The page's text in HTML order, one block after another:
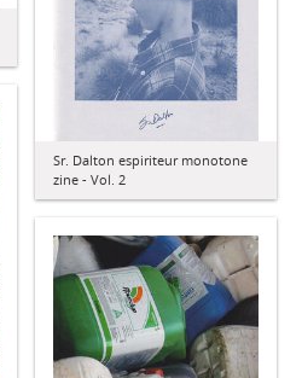
Sr. Dalton espiriteur monotone
zine - Vol. 2